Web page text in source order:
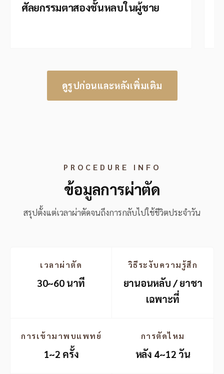
ศัลยกรรมตาสองชั้นหลบในผู้ชาย
ดูรูปก่อนและหลังเพิ่มเติม
PROCEDURE INFO
ข้อมูลการผ่าตัด
สรุปตั้งแต่เวลาผ่าตัดจนถึงการกลับไปใช้ชีวิตประจำวัน
เวลาผ่าตัด
30~60 นาที
วิธีระงับความรู้สึก
ยานอนหลับ / ยาชา
เฉพาะที่
การเข้ามาพบแพทย์
1~2 ครั้ง
การตัดไหม
หลัง 4~12 วัน